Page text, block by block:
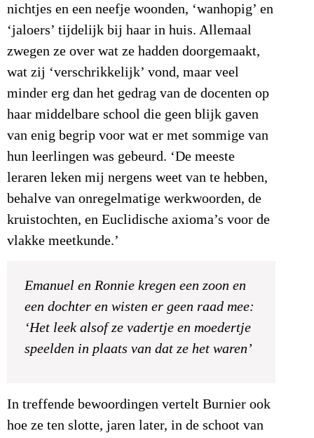
nichtjes en een neefje woonden, ‘wanhopig’ en
‘jaloers’ tijdelijk bij haar in huis. Allemaal
zwegen ze over wat ze hadden doorgemaakt,
wat zij ‘verschrikkelijk’ vond, maar veel
minder erg dan het gedrag van de docenten op
haar middelbare school die geen blijk gaven
van enig begrip voor wat er met sommige van
hun leerlingen was gebeurd. ‘De meeste
leraren leken mij nergens weet van te hebben,
behalve van onregelmatige werkwoorden, de
kruistochten, en Euclidische axioma’s voor de
vlakke meetkunde.’
Emanuel en Ronnie kregen een zoon en
een dochter en wisten er geen raad mee:
‘Het leek alsof ze vadertje en moedertje
speelden in plaats van dat ze het waren’
In treffende bewoordingen vertelt Burnier ook
hoe ze ten slotte, jaren later, in de schoot van